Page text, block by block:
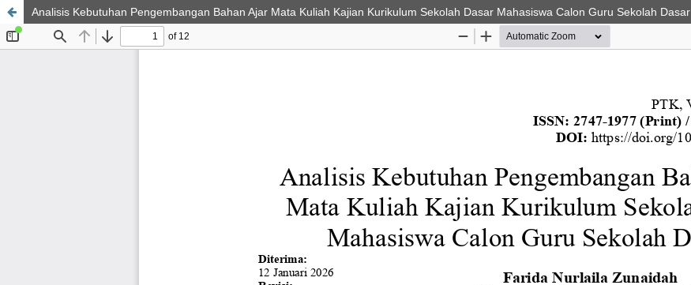
Analisis Kebutuhan Pengembangan Bahan Ajar Mata Kuliah Kajian Kurikulum Sekolah Dasar Mahasiswa Calon Guru Sekolah Dasar